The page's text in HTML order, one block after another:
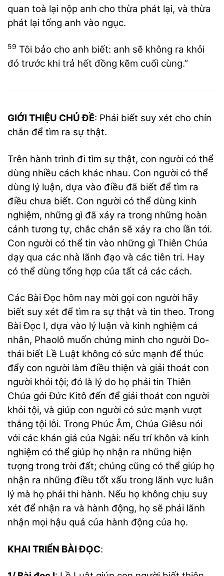
quan toà lại nộp anh cho thừa phát lại, và thừa
phát lại tống anh vào ngục.
59 Tôi bảo cho anh biết: anh sẽ không ra khỏi
đó trước khi trả hết đồng kẽm cuối cùng.”
GIỚI THIỆU CHỦ ĐỀ: Phải biết suy xét cho chín
chắn để tìm ra sự thật.
Trên hành trình đi tìm sự thật, con người có thể
dùng nhiều cách khác nhau. Con người có thể
dùng lý luận, dựa vào điều đã biết để tìm ra
điều chưa biết. Con người có thể dùng kinh
nghiệm, những gì đã xảy ra trong những hoàn
cảnh tương tự, chắc chắn sẽ xảy ra cho lần tới.
Con người có thể tin vào những gì Thiên Chúa
dạy qua các nhà lãnh đạo và các tiên tri. Hay
có thể dùng tổng hợp của tất cả các cách.
Các Bài Đọc hôm nay mời gọi con người hãy
biết suy xét để tìm ra sự thật và tin theo. Trong
Bài Đọc I, dựa vào lý luận và kinh nghiệm cá
nhân, Phaolô muốn chứng minh cho người Do-
thái biết Lề Luật không có sức mạnh để thúc
đẩy con người làm điều thiện và giải thoát con
người khỏi tội; đó là lý do họ phải tin Thiên
Chúa gởi Đức Kitô đến để giải thoát con người
khỏi tội, và giúp con người có sức mạnh vượt
thắng tội lỗi. Trong Phúc Âm, Chúa Giêsu nói
với các khán giả của Ngài: nếu trí khôn và kinh
nghiệm có thể giúp họ nhận ra những hiện
tượng trong trời đất; chúng cũng có thể giúp họ
nhận ra những điều tốt xấu trong lãnh vực luân
lý mà họ phải thi hành. Nếu họ không chịu suy
xét để nhận ra và hành động, họ sẽ phải lãnh
nhận mọi hậu quả của hành động của họ.
KHAI TRIỂN BÀI ĐỌC: